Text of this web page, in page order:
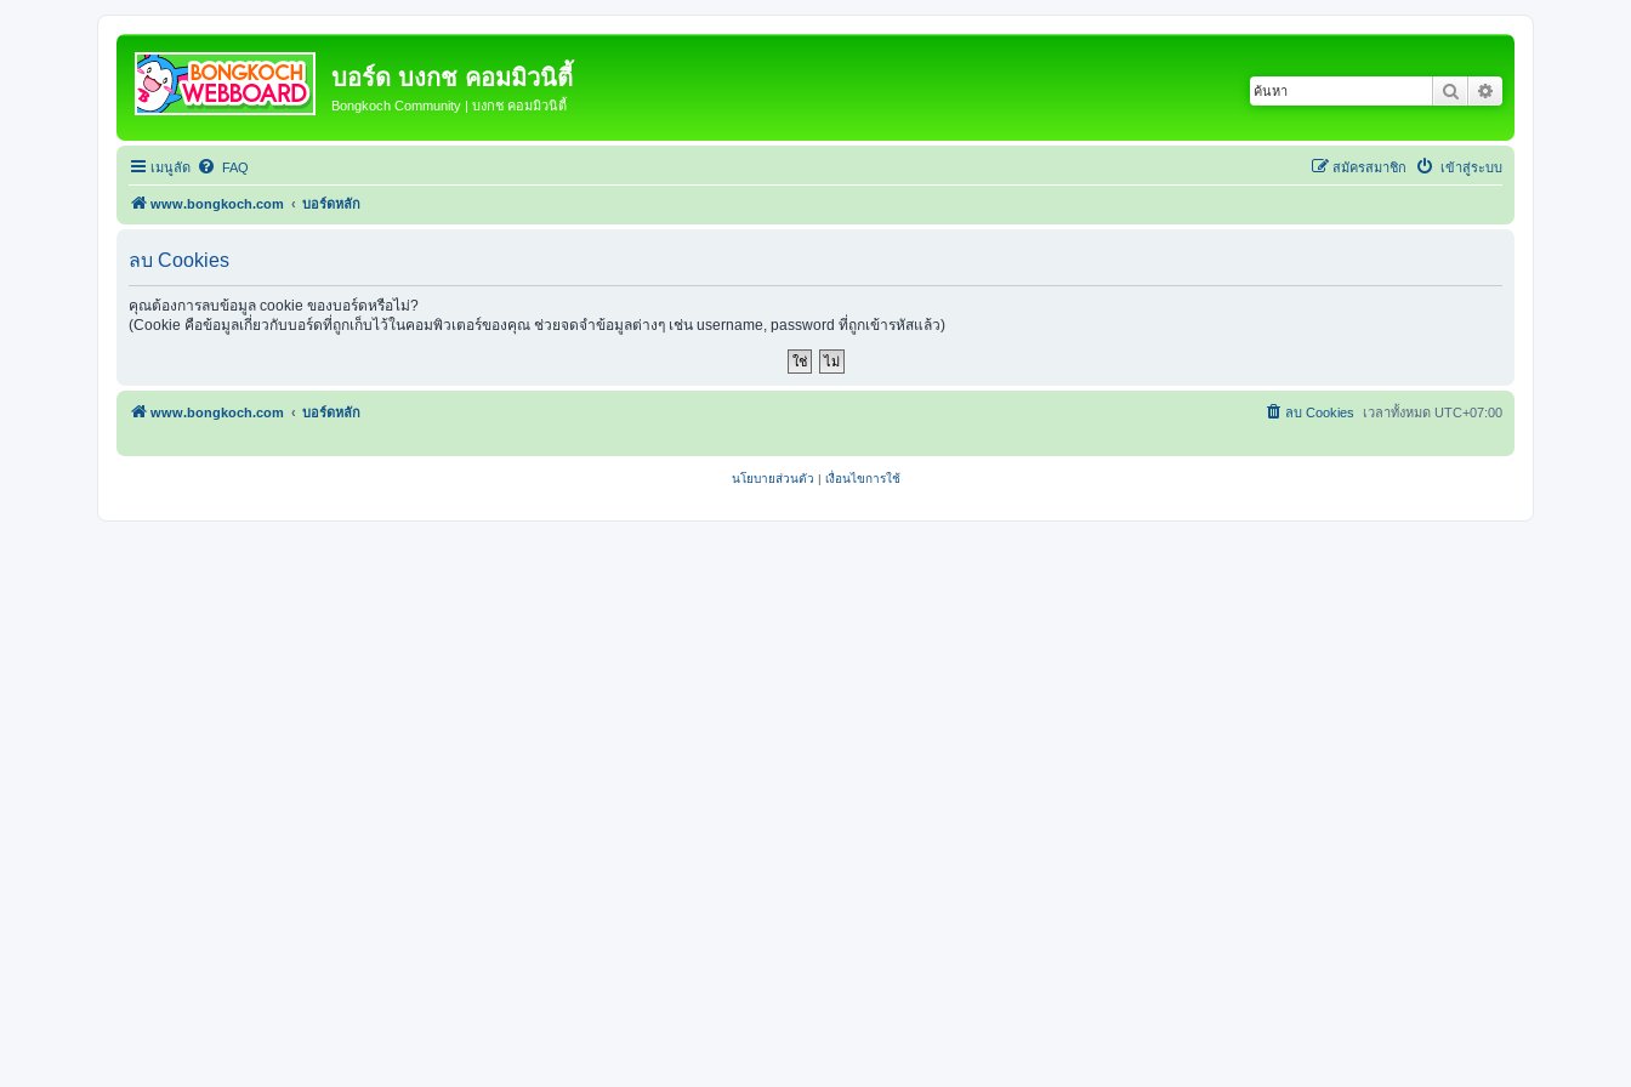
บอร์ด บงกช คอมมิวนิตี้
Bongkoch Community | บงกช คอมมิวนิตี้
ค้นหา
เมนูลัด FAQ เข้าสู่ระบบ
สมัครสมาชิก
www.bongkoch.com บอร์ดหลัก
ลบ Cookies
คุณต้องการลบข้อมูล cookie ของบอร์ดหรือไม่?
(Cookie คือข้อมูลเกี่ยวกับบอร์ดที่ถูกเก็บไว้ในคอมพิวเตอร์ของคุณ ช่วยจดจำข้อมูลต่างๆ เช่น username, password ที่ถูกเข้ารหัสแล้ว)
www.bongkoch.com บอร์ดหลัก เวลาทั้งหมด UTC+07:00
ลบ Cookies
นโยบายส่วนตัว | เงื่อนไขการใช้